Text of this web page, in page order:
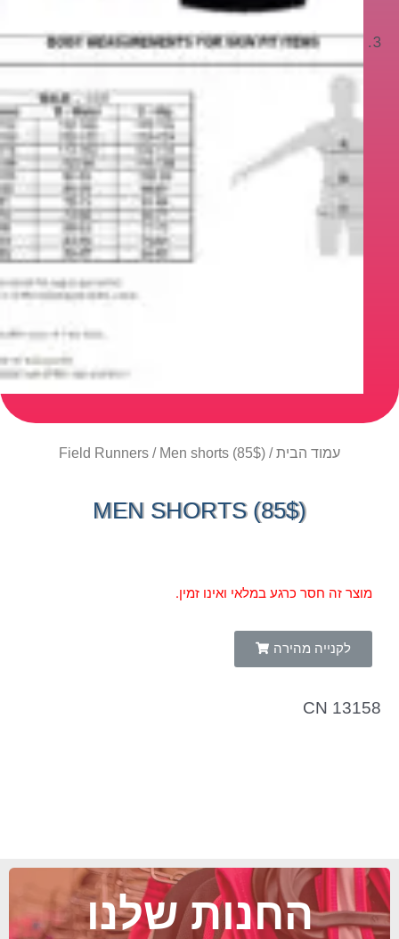
עמוד הבית/
Field Runners / Men shorts (85$)
MEN SHORTS (85$)
מוצר זה חסר כרגע במלאי ואינו זמין.
לקנייה מהירה
CN 13158
החנות שלנו